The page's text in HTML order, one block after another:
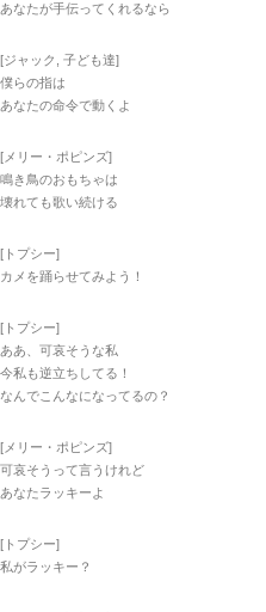
あなたが手伝ってくれるなら
[ジャック, 子ども達]
僕らの指は
あなたの命令で動くよ
[メリー・ポピンズ]
鳴き鳥のおもちゃは
壊れても歌い続ける
[トプシー]
カメを踊らせてみよう！
[トプシー]
ああ、可哀そうな私
今私も逆立ちしてる！
なんでこんなになってるの？
[メリー・ポピンズ]
可哀そうって言うけれど
あなたラッキーよ
[トプシー]
私がラッキー？